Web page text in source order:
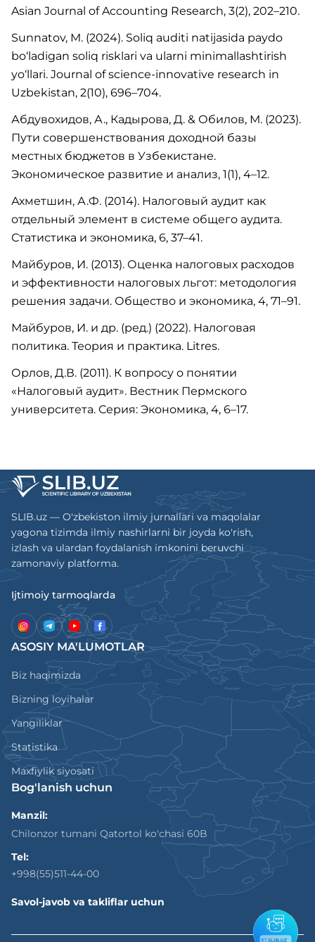
Asian Journal of Accounting Research, 3(2), 202–210.
Sunnatov, M. (2024). Soliq auditi natijasida paydo
bo‘ladigan soliq risklari va ularni minimallashtirish
yo‘llari. Journal of science-innovative research in
Uzbekistan, 2(10), 696–704.
Абдувохидов, А., Кадырова, Д. & Обилов, М. (2023).
Пути совершенствования доходной базы
местных бюджетов в Узбекистане.
Экономическое развитие и анализ, 1(1), 4–12.
Ахметшин, А.Ф. (2014). Налоговый аудит как
отдельный элемент в системе общего аудита.
Статистика и экономика, 6, 37–41.
Майбуров, И. (2013). Оценка налоговых расходов
и эффективности налоговых льгот: методология
решения задачи. Общество и экономика, 4, 71–91.
Майбуров, И. и др. (ред.) (2022). Налоговая
политика. Теория и практика. Litres.
Орлов, Д.В. (2011). К вопросу о понятии
«Налоговый аудит». Вестник Пермского
университета. Серия: Экономика, 4, 6–17.
SLIB.uz — O'zbekiston ilmiy jurnallari va maqolalar
yagona tizimda ilmiy nashirlarni bir joyda ko'rish,
izlash va ulardan foydalanish imkonini beruvchi
zamonaviy platforma.
Ijtimoiy tarmoqlarda
ASOSIY MA'LUMOTLAR
Biz haqimizda
Bizning loyihalar
Yangiliklar
Statistika
Maxfiylik siyosati
Bog'lanish uchun
Manzil:
Chilonzor tumani Qatortol ko'chasi 60B
Tel:
+998(55)511-44-00
Savol-javob va takliflar uchun